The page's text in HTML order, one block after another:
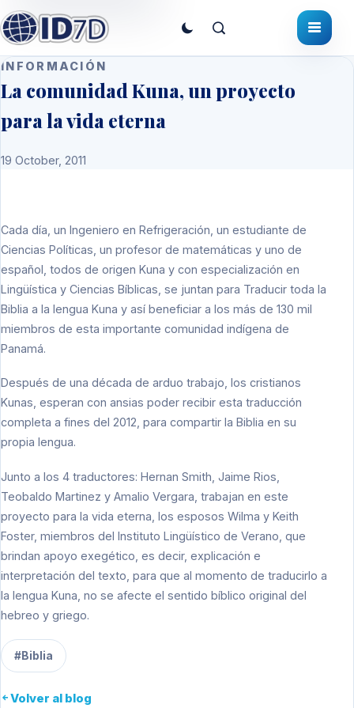
INFORMACIÓN
La comunidad Kuna, un proyecto
para la vida eterna
19 October, 2011
Cada día, un Ingeniero en Refrigeración, un estudiante de
Ciencias Políticas, un profesor de matemáticas y uno de
español, todos de origen Kuna y con especialización en
Lingüística y Ciencias Bíblicas, se juntan para Traducir toda la
Biblia a la lengua Kuna y así beneficiar a los más de 130 mil
miembros de esta importante comunidad indígena de
Panamá.
Después de una década de arduo trabajo, los cristianos
Kunas, esperan con ansias poder recibir esta traducción
completa a fines del 2012, para compartir la Biblia en su
propia lengua.
Junto a los 4 traductores: Hernan Smith, Jaime Rios,
Teobaldo Martinez y Amalio Vergara, trabajan en este
proyecto para la vida eterna, los esposos Wilma y Keith
Foster, miembros del Instituto Lingüístico de Verano, que
brindan apoyo exegético, es decir, explicación e
interpretación del texto, para que al momento de traducirlo a
la lengua Kuna, no se afecte el sentido bíblico original del
hebreo y griego.
#Biblia
Volver al blog